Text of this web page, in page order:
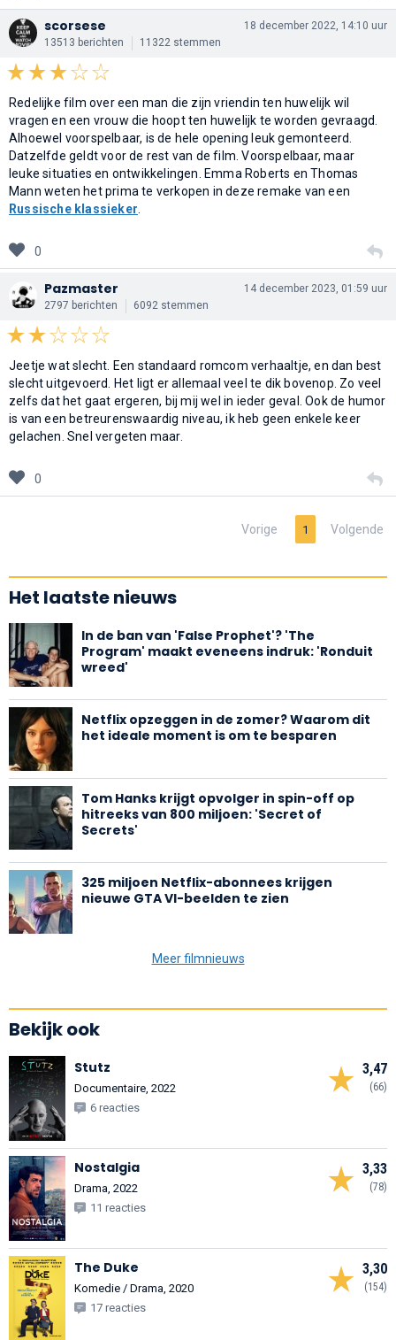
scorsese
13513 berichten 11322 stemmen
18 december 2022, 14:10 uur
Redelijke film over een man die zijn vriendin ten huwelijk wil
vragen en een vrouw die hoopt ten huwelijk te worden gevraagd.
Alhoewel voorspelbaar, is de hele opening leuk gemonteerd.
Datzelfde geldt voor de rest van de film. Voorspelbaar, maar
leuke situaties en ontwikkelingen. Emma Roberts en Thomas
Mann weten het prima te verkopen in deze remake van een
Russische klassieker
0
Pazmaster
2797 berichten 6092 stemmen
14 december 2023, 01:59 uur
Jeetje wat slecht. Een standaard romcom verhaaltje, en dan best
slecht uitgevoerd. Het ligt er allemaal veel te dik bovenop. Zo veel
zelfs dat het gaat ergeren, bij mij wel in ieder geval. Ook de humor
is van een betreurenswaardig niveau, ik heb geen enkele keer
gelachen. Snel vergeten maar.
0
Vorige 1 Volgende
Het laatste nieuws
In de ban van 'False Prophet'? 'The
Program' maakt eveneens indruk: 'Ronduit
wreed'
Netflix opzeggen in de zomer? Waarom dit
het ideale moment is om te besparen
Tom Hanks krijgt opvolger in spin-off op
hitreeks van 800 miljoen: 'Secret of
Secrets'
325 miljoen Netflix-abonnees krijgen
nieuwe GTA VI-beelden te zien
Meer filmnieuws
Bekijk ook
3,47
(66)
Stutz
Documentaire, 2022
6 reacties
3,33
(78)
Nostalgia
Drama, 2022
11 reacties
3,30
(154)
The Duke
Komedie / Drama, 2020
17 reacties